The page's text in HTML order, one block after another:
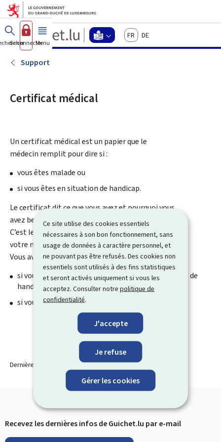
Ce site utilise des cookies essentiels
nécessaires à son bon fonctionnement, sans
usage de données à caractère personnel, et
ne pouvant pas être refusés. Des cookies non
essentiels sont utilisés à des fins statistiques
et seront activés uniquement si vous les
acceptez. Consulter notrepolitique de
confidentialité.
J'accepte
Je refuse
Gérer les cookies
Aller au menu principal
Aller au contenu
Guichet.lu
Changer
d'espace
FrançaisDeutsch
Se connecterMenu principal
Support
Certificat médical
Un certificat médical est un papier que le
médecin remplit pour dire si :
vous êtes malade ou
si vous êtes en situation de handicap.
Le certificat dit ce que vous avez et pourquoi vous
avez besoin d’aide.
C’est le médecin qui écrit ce papier pour prouver
votre maladie.
Vous avez besoin d’un certificat médical :
si vous voulez avoir le statut de salarié en situation de
handicap
si vous devez être opéré à l’étranger
Dernière modification le 17.03.2025
Pied
Recevez les dernières infos de Guichet.lu par e-mail